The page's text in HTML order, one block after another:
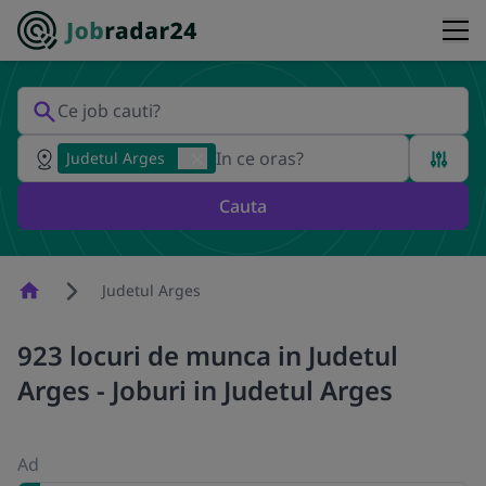
Judetul Arges
Cauta
HomepageJudetul Arges
923 locuri de munca in Judetul
Arges - Joburi in Judetul Arges
Ad